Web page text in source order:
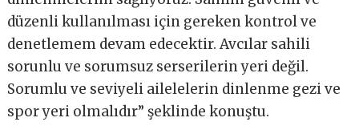
düzenli kullanılması için gereken kontrol ve
denetlemem devam edecektir. Avcılar sahili
sorunlu ve sorumsuz serserilerin yeri değil.
Sorumlu ve seviyeli ailelelerin dinlenme gezi ve
spor yeri olmalıdır” şeklinde konuştu.